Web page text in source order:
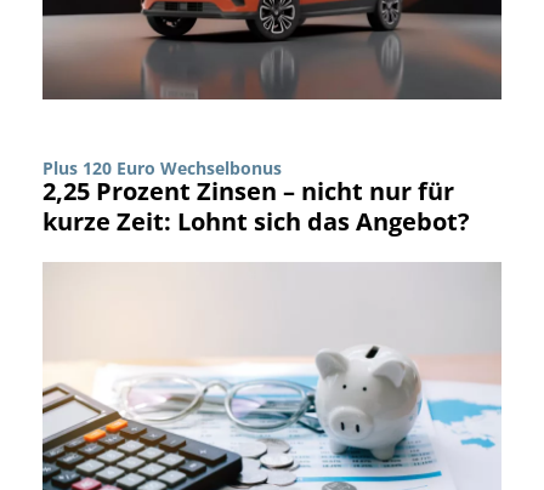
Plus 120 Euro Wechselbonus
2,25 Prozent Zinsen – nicht nur für
kurze Zeit: Lohnt sich das Angebot?